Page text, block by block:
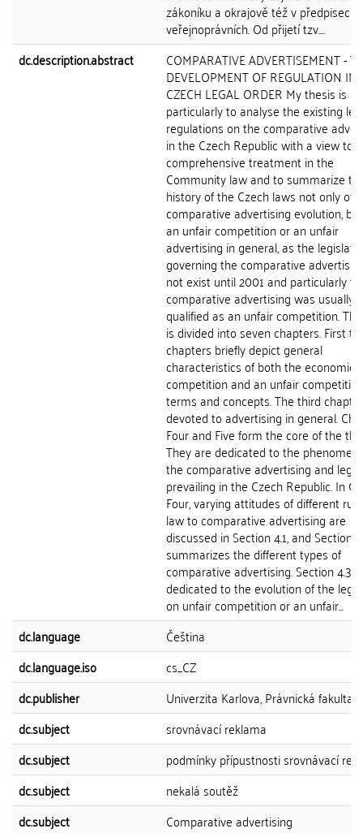
zákoníku a okrajově též v předpisech
veřejnoprávních. Od přijetí tzv....
dc.description.abstract
COMPARATIVE ADVERTISEMENT -
DEVELOPMENT OF REGULATION IN
CZECH LEGAL ORDER My thesis is
particularly to analyse the existing
regulations on the comparative
in the Czech Republic with a view to
comprehensive treatment in the
Community law and to summarize
history of the Czech laws not only of
comparative advertising evolution,
an unfair competition or an unfair
advertising in general, as the
governing the comparative
not exist until 2001 and particularly
comparative advertising was usually
qualified as an unfair competition.
is divided into seven chapters. First
chapters briefly depict general
characteristics of both the economic
competition and an unfair competition
terms and concepts. The third
devoted to advertising in general.
Four and Five form the core of the
They are dedicated to the
the comparative advertising and
prevailing in the Czech Republic. In
Four, varying attitudes of different
law to comparative advertising are
discussed in Section 4.1, and Section
summarizes the different types of
comparative advertising. Section 4.3 is
dedicated to the evolution of the
on unfair competition or an unfair...
dc.language
Čeština
dc.language.iso
cs_CZ
dc.publisher
Univerzita Karlova, Právnická fakulta
dc.subject
srovnávací reklama
dc.subject
podmínky přípustnosti srovnávací
dc.subject
nekalá soutěž
dc.subject
Comparative advertising